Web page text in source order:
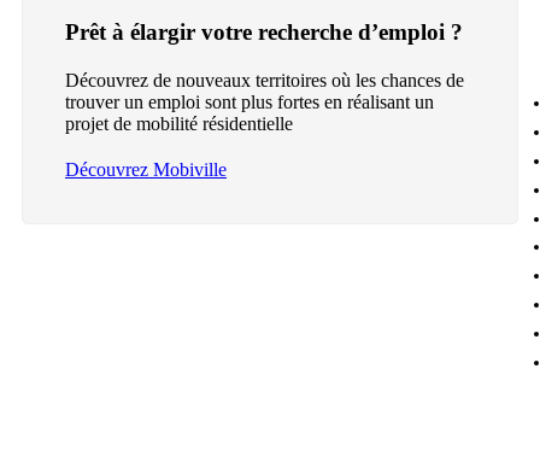
Prêt à élargir votre recherche d’emploi ?
Découvrez de nouveaux territoires où les chances de
trouver un emploi sont plus fortes en réalisant un
projet de mobilité résidentielle
Découvrez Mobiville